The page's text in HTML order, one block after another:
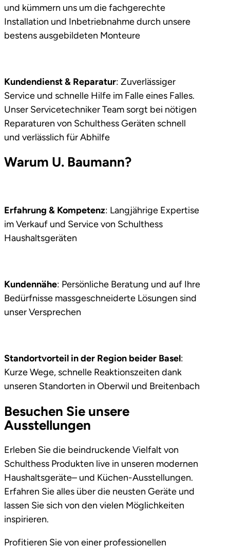
und kümmern uns um die fachgerechte
Installation und Inbetriebnahme durch unsere
bestens ausgebildeten Monteure
Kundendienst & Reparatur: Zuverlässiger
Service und schnelle Hilfe im Falle eines Falles.
Unser Servicetechniker Team sorgt bei nötigen
Reparaturen von Schulthess Geräten schnell
und verlässlich für Abhilfe
Warum U. Baumann?
Erfahrung & Kompetenz: Langjährige Expertise
im Verkauf und Service von Schulthess
Haushaltsgeräten
Kundennähe: Persönliche Beratung und auf Ihre
Bedürfnisse massgeschneiderte Lösungen sind
unser Versprechen
Standortvorteil in der Region beider Basel:
Kurze Wege, schnelle Reaktionszeiten dank
unseren Standorten in Oberwil und Breitenbach
Besuchen Sie unsere
Ausstellungen
Erleben Sie die beindruckende Vielfalt von
Schulthess Produkten live in unseren modernen
Haushaltsgeräte– und Küchen-Ausstellungen.
Erfahren Sie alles über die neusten Geräte und
lassen Sie sich von den vielen Möglichkeiten
inspirieren.
Profitieren Sie von einer professionellen